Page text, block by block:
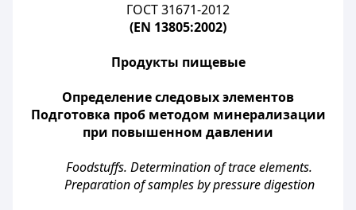
ГОСТ 31671-2012
(EN 13805:2002)
Продукты пищевые
Определение следовых элементов
Подготовка проб методом минерализации
при повышенном давлении
Foodstuffs. Determination of trace elements.
Preparation of samples by pressure digestion